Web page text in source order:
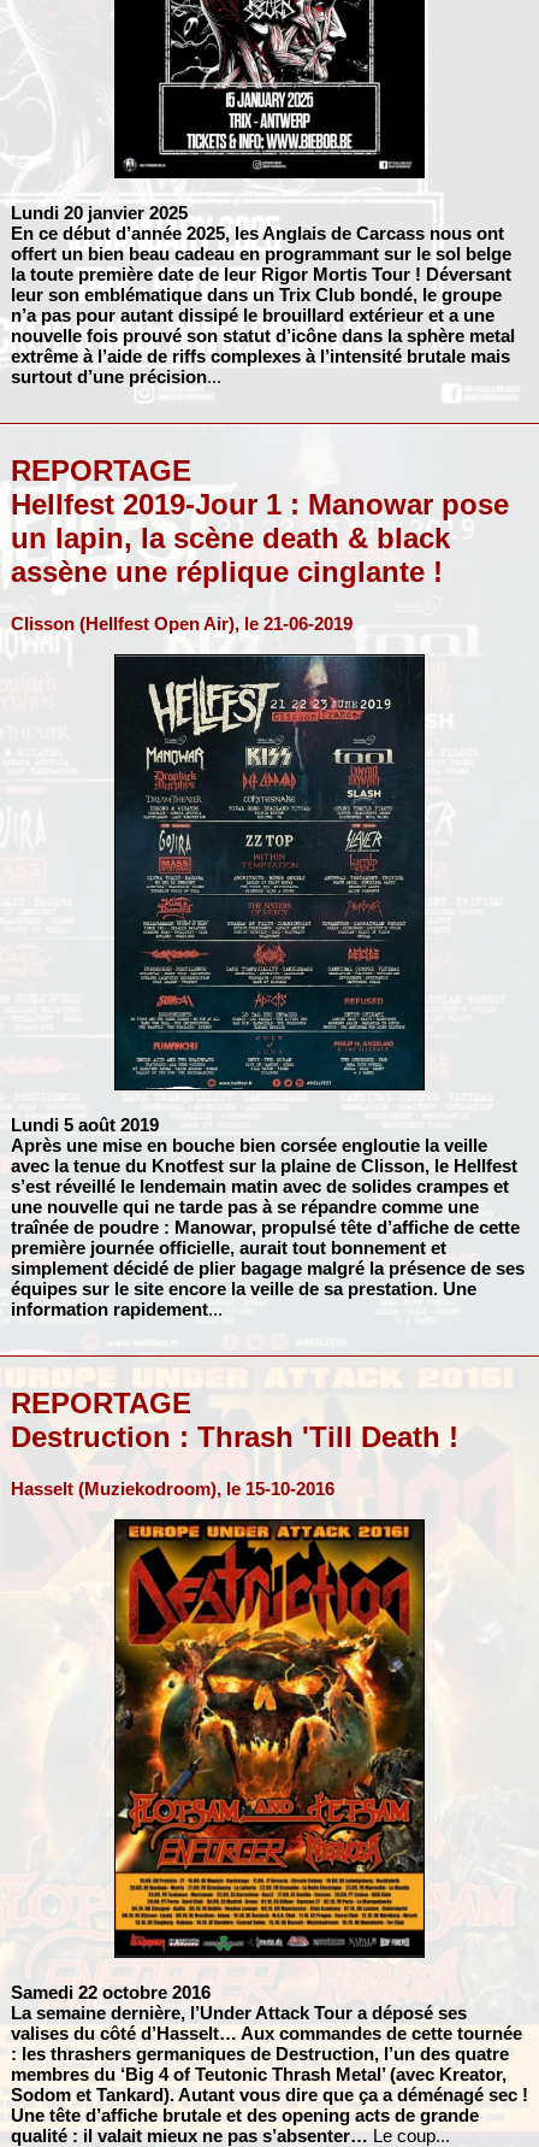
Lundi 20 janvier 2025
En ce début d’année 2025, les Anglais de Carcassnous ont
offert un bien beau cadeau en programmant sur le sol belge
la toute première date de leur Rigor Mortis Tour ! Déversant
leur son emblématique dans un Trix Club bondé, le groupe
n’a pas pour autant dissipé le brouillard extérieur et a une
nouvelle fois prouvé son statut d’icône dans la sphère metal
extrême à l’aide de riffs complexes à l’intensité brutale mais
surtout d’une précision...
REPORTAGE
Hellfest 2019-Jour 1 : Manowar pose
un lapin, la scène death & black
assène une réplique cinglante !
Clisson (Hellfest Open Air), le 21-06-2019
Lundi 5 août 2019
Après une mise en bouche bien corsée engloutie la veille
avec la tenue du Knotfest sur la plaine de Clisson, le Hellfest
s’est réveillé le lendemain matin avec de solides crampes et
une nouvelle qui ne tarde pas à se répandre comme une
traînée de poudre : Manowar, propulsé tête d’affiche de cette
première journée officielle, aurait tout bonnement et
simplement décidé de plier bagage malgré la présence de ses
équipes sur le site encore la veille de sa prestation. Une
information rapidement...
REPORTAGE
Destruction : Thrash 'Till Death !
Hasselt (Muziekodroom), le 15-10-2016
Samedi 22 octobre 2016
La semaine dernière, l’Under Attack Tour a déposé ses
valises du côté d’Hasselt… Aux commandes de cette tournée
: les thrashers germaniques de Destruction, l’un des quatre
membres du ‘Big 4 of Teutonic Thrash Metal’ (avec Kreator,
Sodomet Tankard). Autant vous dire que ça a déménagé sec !
Une tête d’affiche brutale et des opening acts de grande
qualité : il valait mieux ne pas s’absenter…Le coup...